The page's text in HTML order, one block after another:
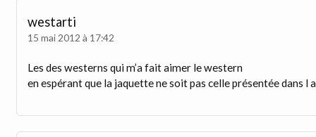
westarti
15 mai 2012 à 17:42
Les des westerns qui m’a fait aimer le western
en espérant que la jaquette ne soit pas celle présentée dans l